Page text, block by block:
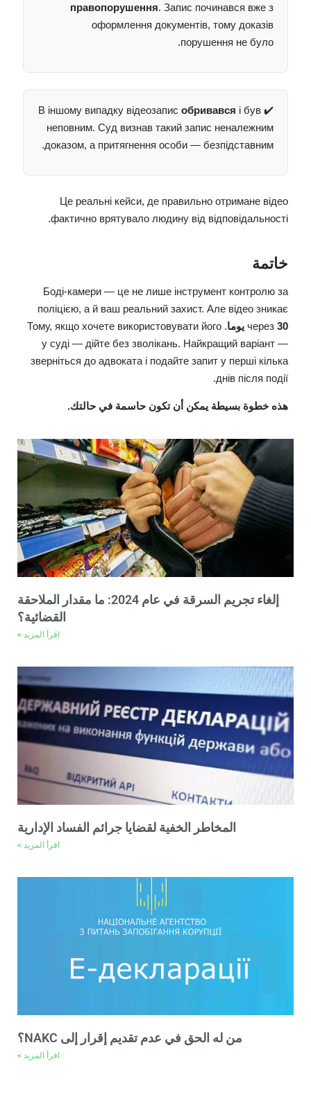
правопорушення. Запис починався вже з
оформлення документів, тому доказів
порушення не було.
✔️ В іншому випадку відеозапис
обривався і був
неповним. Суд визнав такий запис неналежним
доказом, а притягнення особи — безпідставним.
Це реальні кейси, де правильно отримане відео
фактично врятувало людину від відповідальності.
خاتمة
Боді-камери — це не лише інструмент контролю за
поліцією, а й ваш реальний захист. Але відео зникає
через 30 يوما
. Тому, якщо хочете використовувати його
у суді — дійте без зволікань. Найкращий варіант —
зверніться до адвоката і подайте запит у перші кілька
днів після події.
هذه خطوة بسيطة يمكن أن تكون حاسمة في حالتك.
إلغاء تجريم السرقة في عام 2024: ما مقدار الملاحقة
القضائية؟
اقرأ المزيد >
المخاطر الخفية لقضايا جرائم الفساد الإدارية
اقرأ المزيد >
من له الحق في عدم تقديم إقرار إلى NAKC؟
اقرأ المزيد >